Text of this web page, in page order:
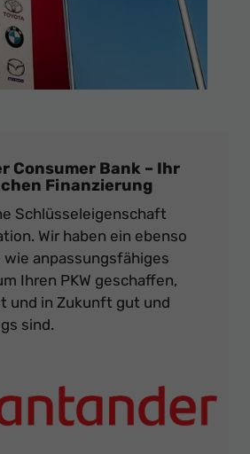
Consumer Bank – Ihr
Finanzierung
Schlüsseleigenschaft
Wir haben ein ebenso
anpassungsfähiges
Ihren PKW geschaffen,
und in Zukunft gut und
sind.